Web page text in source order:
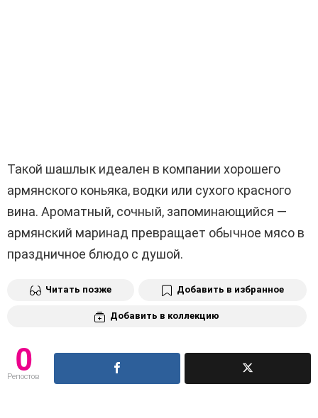
Такой шашлык идеален в компании хорошего
армянского коньяка, водки или сухого красного
вина. Ароматный, сочный, запоминающийся —
армянский маринад превращает обычное мясо в
праздничное блюдо с душой.
Читать позже Добавить в избранное
Добавить в коллекцию
0
Репостов